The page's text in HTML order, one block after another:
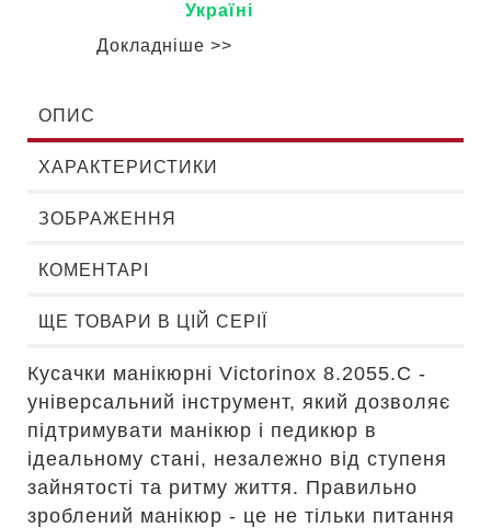
Україні
Докладніше >>
ОПИС
ХАРАКТЕРИСТИКИ
ЗОБРАЖЕННЯ
КОМЕНТАРІ
ЩЕ ТОВАРИ В ЦІЙ СЕРІЇ
Кусачки манікюрні Victorinox 8.2055.C -
універсальний інструмент, який дозволяє
підтримувати манікюр і педикюр в
ідеальному стані, незалежно від ступеня
зайнятості та ритму життя. Правильно
зроблений манікюр - це не тільки питання